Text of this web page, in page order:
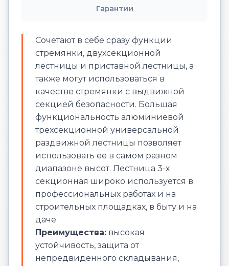
Гарантии
Сочетают в себе сразу функции
стремянки, двухсекционной
лестницы и приставной лестницы, а
также могут использоваться в
качестве стремянки с выдвижной
секцией безопасности. Большая
функциональность алюминиевой
трехсекционной универсальной
раздвижной лестницы позволяет
использовать ее в самом разном
диапазоне высот. Лестница 3-х
секционная широко используется в
профессиональных работах и на
строительных площадках, в быту и на
даче.
Преимущества: высокая
устойчивость, защита от
непредвиденного складывания,